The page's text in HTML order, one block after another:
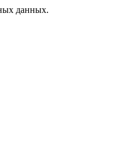
данных.